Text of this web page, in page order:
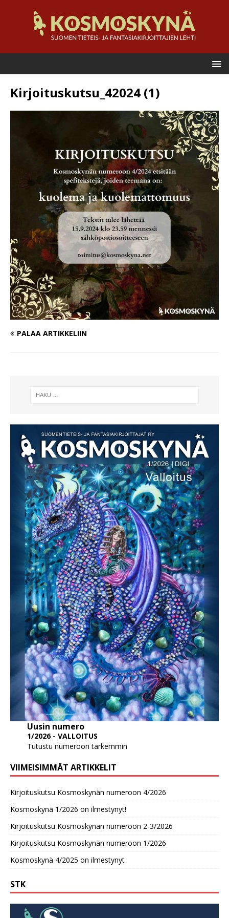
Kirjoituskutsu_42024 (1)
PALAA ARTIKKELIIN
Uusin numero
1/2026 - VALLOITUS
Tutustu numeroon tarkemmin
VIIMEISIMMÄT ARTIKKELIT
Kirjoituskutsu Kosmoskynän numeroon 4/2026
Kosmoskynä 1/2026 on ilmestynyt!
Kirjoituskutsu Kosmoskynän numeroon 2-3/2026
Kirjoituskutsu Kosmoskynän numeroon 1/2026
Kosmoskynä 4/2025 on ilmestynyt
STK